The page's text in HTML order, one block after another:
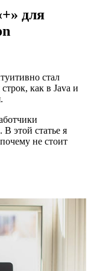
для
стал
как в Java и
. В этой статье я
не стоит